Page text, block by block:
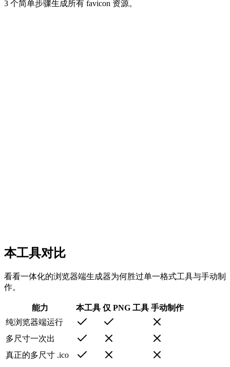
3 个简单步骤生成所有 favicon 资源。
本工具对比
看看一体化的浏览器端生成器为何胜过单一格式工具与手动制
作。
能力 本工具 仅 PNG 工具 手动制作
纯浏览器端运行
多尺寸一次出
真正的多尺寸 .ico